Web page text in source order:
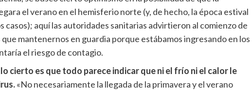
el verano en el hemisferio norte (y, de hecho, la época estival
casos); aquí las autoridades sanitarias advirtieron al comienzo de
mantenernos en guardia porque estábamos ingresando en los
el riesgo de contagio.
lo cierto es que todo parece indicar que ni el frío ni el calor le
«No necesariamente la llegada de la primavera y el verano